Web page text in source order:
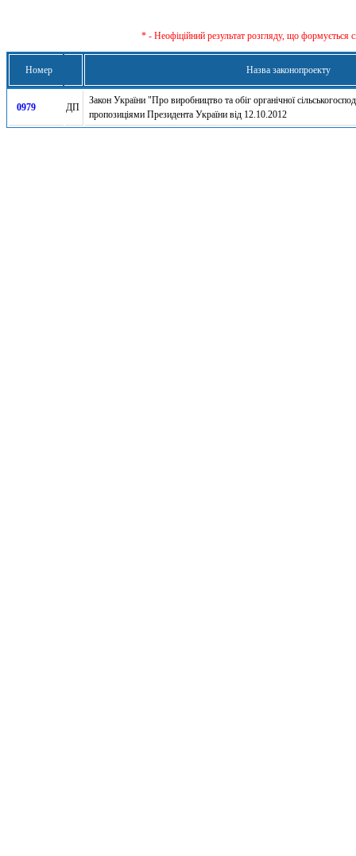
* - Неофіційний результат розгляду, що формується
Номер Назва законопроекту
0979 ДП
Закон України "Про виробництво та обіг органічної
пропозиціями Президента України від 12.10.2012